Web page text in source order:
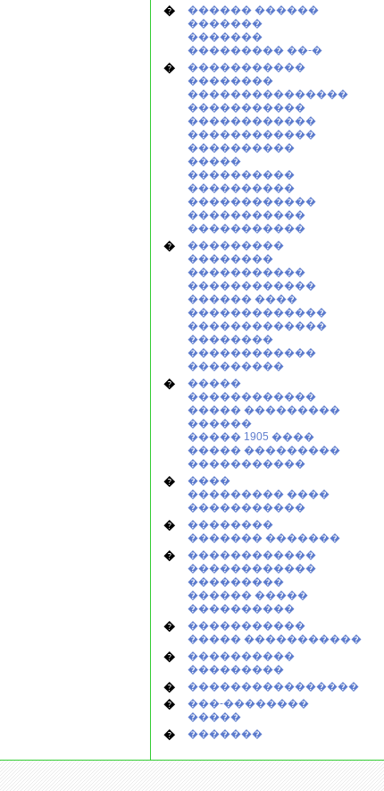
�
������ ������
�������
�������
��������� ��-�
�
�����������
��������
���������������
�����������
������������
������������
����������
�����
����������
����������
������������
�����������
�����������
�
���������
��������
�����������
������������
������ ����
�������������
�������������
��������
������������
���������
�
�����
������������
����� ���������
������
����� 1905 ����
����� ���������
�����������
�
����
��������� ����
�����������
�
��������
������� �������
�
������������
������������
���������
������ �����
����������
�
�����������
����� �����������
�
����������
���������
� ����������������
�
���-��������
�����
� �������